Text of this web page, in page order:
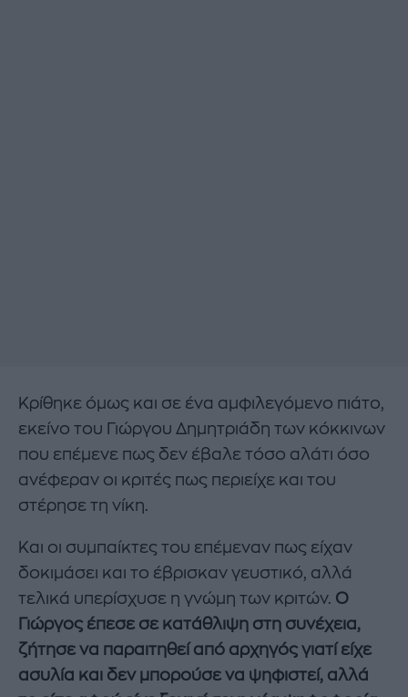
Κρίθηκε όμως και σε ένα αμφιλεγόμενο πιάτο,
εκείνο του Γιώργου Δημητριάδη των κόκκινων
που επέμενε πως δεν έβαλε τόσο αλάτι όσο
ανέφεραν οι κριτές πως περιείχε και του
στέρησε τη νίκη.
Και οι συμπαίκτες του επέμεναν πως είχαν
δοκιμάσει και το έβρισκαν γευστικό, αλλά
τελικά υπερίσχυσε η γνώμη των κριτών. Ο
Γιώργος έπεσε σε κατάθλιψη στη συνέχεια,
ζήτησε να παραιτηθεί από αρχηγός γιατί είχε
ασυλία και δεν μπορούσε να ψηφιστεί, αλλά